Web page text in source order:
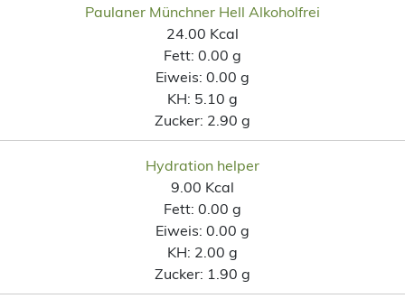
Paulaner Münchner Hell Alkoholfrei
24.00 Kcal
Fett: 0.00 g
Eiweis: 0.00 g
KH: 5.10 g
Zucker: 2.90 g
Hydration helper
9.00 Kcal
Fett: 0.00 g
Eiweis: 0.00 g
KH: 2.00 g
Zucker: 1.90 g